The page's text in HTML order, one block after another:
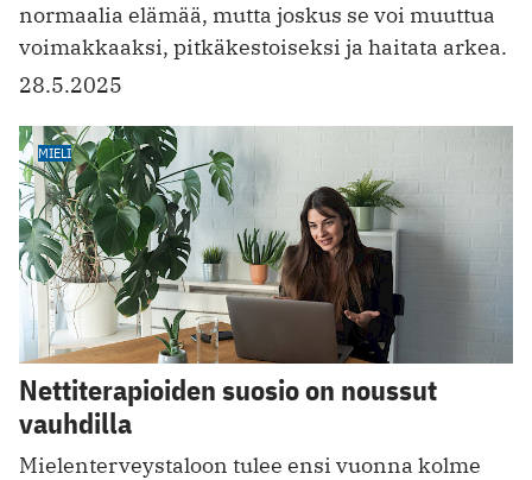
normaalia elämää, mutta joskus se voi muuttua
voimakkaaksi, pitkäkestoiseksi ja haitata arkea.
28.5.2025
MIELI
Nettiterapioiden suosio on noussut
vauhdilla
Mielenterveystaloon tulee ensi vuonna kolme